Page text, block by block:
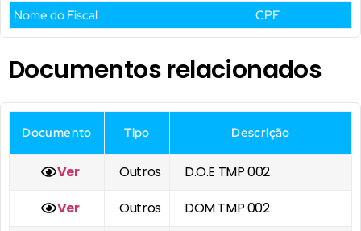
Nome do Fiscal CPF
Documentos relacionados
Documento Tipo Descrição
Ver Outros
D.O.E TMP 002
Ver
Outros
DOM TMP 002